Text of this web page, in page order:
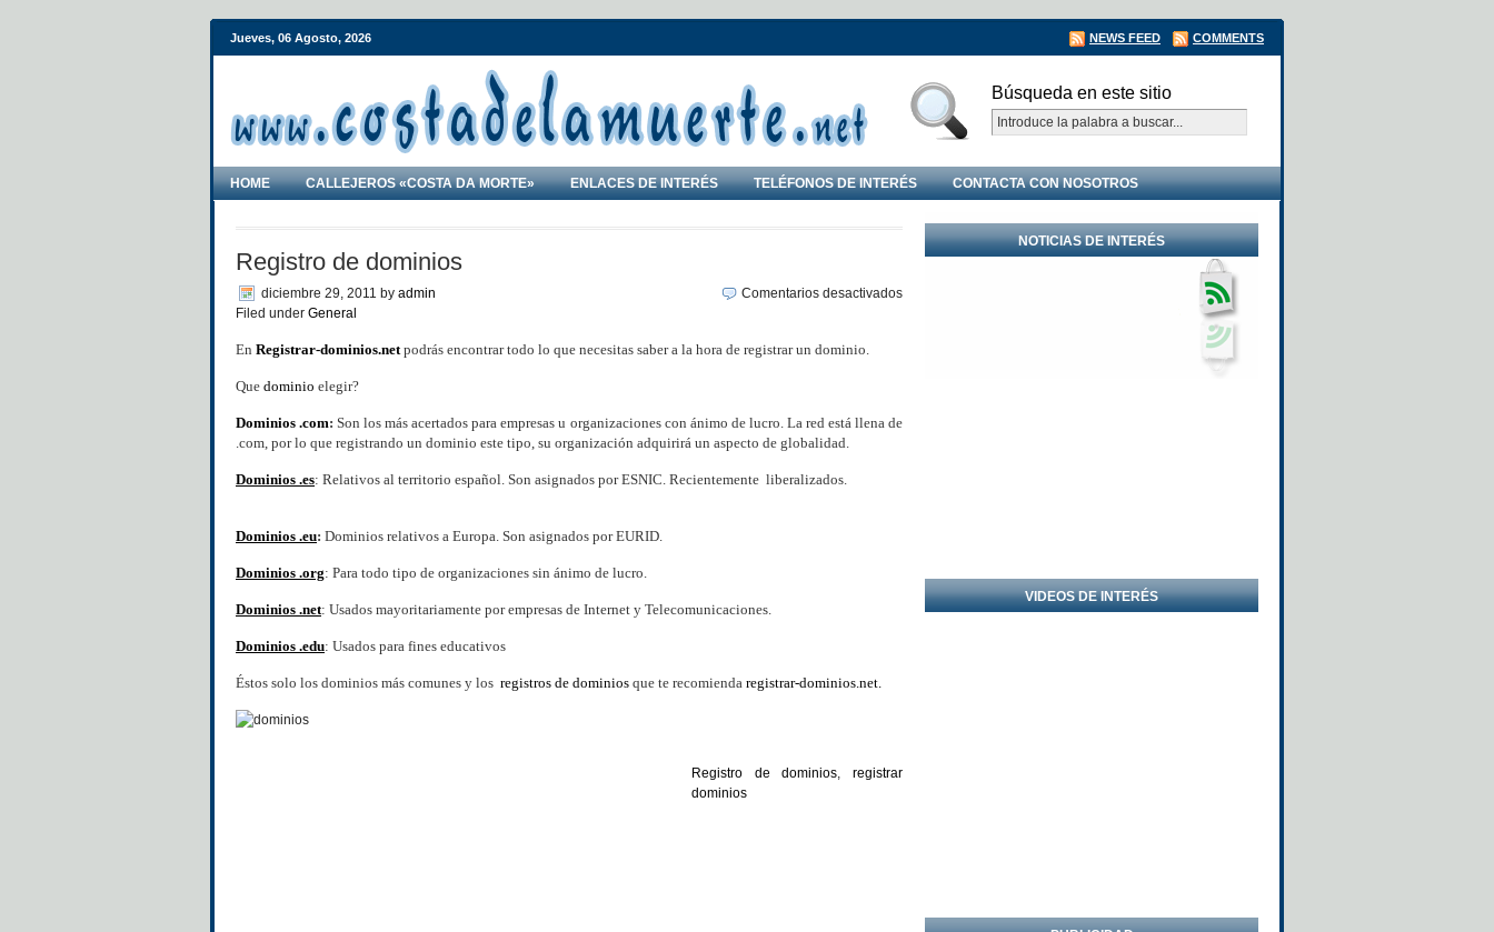
Jueves, 06 Agosto, 2026 NEWS FEED COMMENTS
Búsqueda en este sitio
HOME CALLEJEROS «COSTA DA MORTE» ENLACES DE INTERÉS TELÉFONOS DE INTERÉS CONTACTA CON NOSOTROS
Registro de dominios
diciembre 29, 2011 by admin
Filed under General
Comentarios desactivadosen
En Registrar-dominios.net podrás encontrar todo lo que necesitas saber a la hora de registrar un dominio.
Que dominio elegir?
Dominios .com: Son los más acertados para empresas u organizaciones con ánimo de lucro. La red está llena de
.com, por lo que registrando un dominio este tipo, su organización adquirirá un aspecto de globalidad.
Dominios .es: Relativos al territorio español. Son asignados por ESNIC. Recientemente liberalizados.
Dominios .eu: Dominios relativos a Europa. Son asignados por EURID.
Dominios .org: Para todo tipo de organizaciones sin ánimo de lucro.
Dominios .net: Usados mayoritariamente por empresas de Internet y Telecomunicaciones.
Dominios .edu: Usados para fines educativos
Éstos solo los dominios más comunes y los registros de dominios que te recomienda registrar-dominios.net.
Registro de dominios,registrar
dominios
NOTICIAS DE INTERÉS
VIDEOS DE INTERÉS